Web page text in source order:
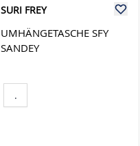
SURI FREY
UMHÄNGETASCHE SFY
SANDEY
.